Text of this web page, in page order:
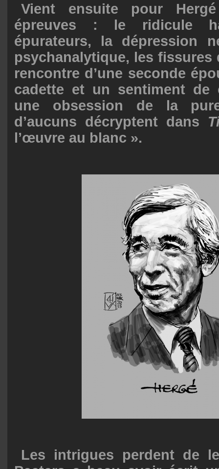
Vient ensuite pour
épreuves : le ridicule
épurateurs, la dépression
psychanalytique, les fissures
rencontre d’une seconde
cadette et un sentiment de
une obsession de la
d’aucuns décryptent dans
l’œuvre au blanc ».
Les intrigues perdent de